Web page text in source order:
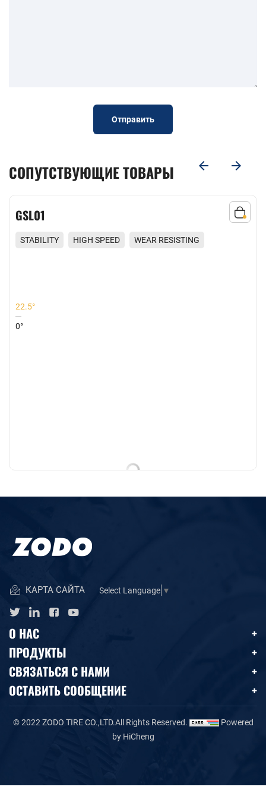
Отправить
СОПУТСТВУЮЩИЕ ТОВАРЫ
STABILITY HIGH SPEED
КАРТА САЙТА Select Language ▼
О НАС
ПРОДУКТЫ
СВЯЗАТЬСЯ С НАМИ
ОСТАВИТЬ СООБЩЕНИЕ
© 2022 ZODO TIRE CO.,LTD.All Rights Reserved.
Powered
by HiCheng